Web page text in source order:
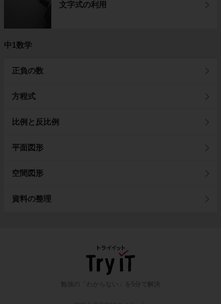
文字式の利用
中1数学
正負の数
方程式
比例と反比例
平面図形
空間図形
資料の整理
勉強の「わからない」を5分で解決